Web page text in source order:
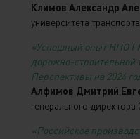
Климов Александр
университета
«Успешный опыт НПО
дорожно-строительной
Перспективы на 2024
Алфимов Дмитрий
генерального
«Российское